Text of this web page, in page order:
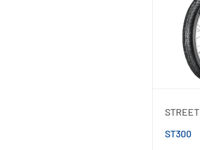
STREET
ST300